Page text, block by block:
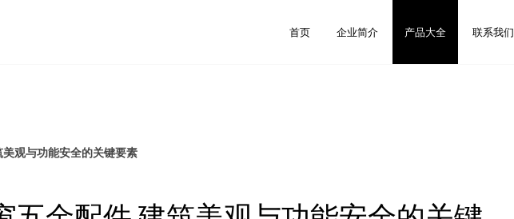
首页 企业简介 产品大全 联系我们
观与功能安全的关键要素